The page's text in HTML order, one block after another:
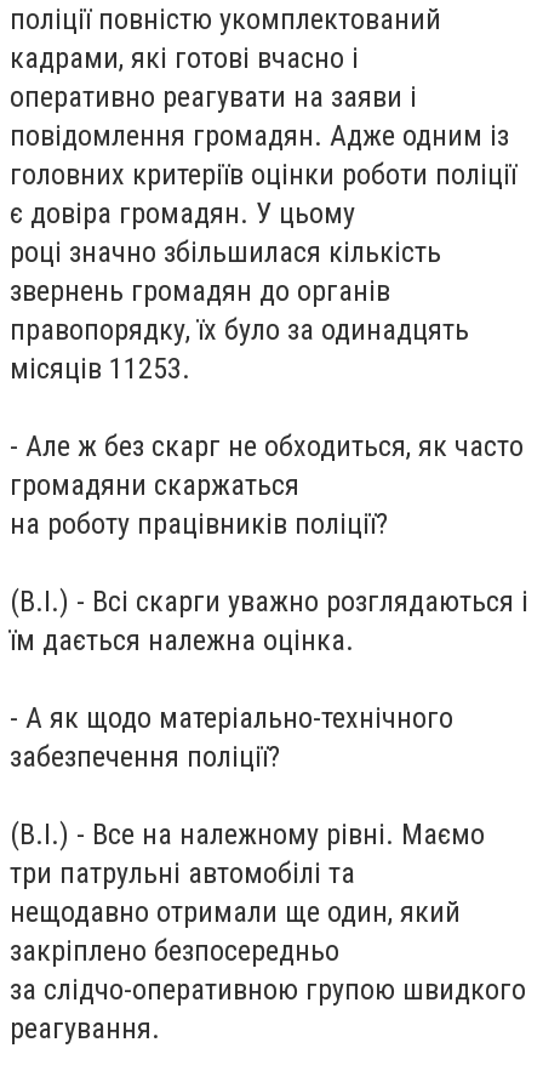
поліції повністю укомплектований
кадрами, які готові вчасно і
оперативно реагувати на заяви і
повідомлення громадян. Адже одним із
головних критеріїв оцінки роботи поліції
є довіра громадян. У цьому
році значно збільшилася кількість
звернень громадян до органів
правопорядку, їх було за одинадцять
місяців 11253.
- Але ж без скарг не обходиться, як часто
громадяни скаржаться
на роботу працівників поліції?
(В.І.) - Всі скарги уважно розглядаються і
їм дається належна оцінка.
- А як щодо матеріально-технічного
забезпечення поліції?
(В.І.) - Все на належному рівні. Маємо
три патрульні автомобілі та
нещодавно отримали ще один, який
закріплено безпосередньо
за слідчо-оперативною групою швидкого
реагування.